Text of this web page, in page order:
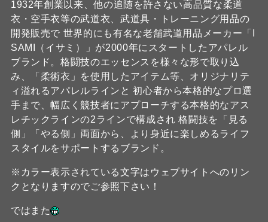
1932年創業以来、他の追随を許さない高品質な柔道
衣・空手衣等の武道衣、武道具・トレーニング用品の
開発販売で 世界的にも有名な老舗武道用品メーカー「I
SAMI（イサミ）」が2000年にスタートしたアパレル
ブランド。格闘技のエッセンスを様々な形で取り込
み、「柔術衣」を使用したアイテム等、オリジナリテ
ィ溢れるアパレルラインと 初心者から本格的なプロ選
手まで、幅広く競技者にアプローチする本格的なアス
レチックラインの2ラインで構成され 格闘技を「見る
側」「やる側」両面から、より身近に楽しめるライフ
スタイルをサポートするブランド。
※カラー表示されている文字はウェブサイトへのリン
クとなりますのでご参照下さい！
ではまた